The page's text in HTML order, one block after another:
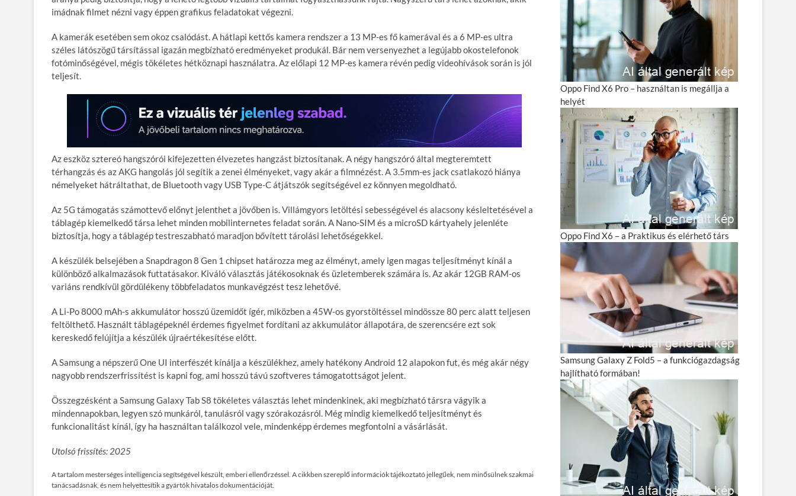
imádnak filmet nézni vagy éppen grafikus feladatokat végezni.
A kamerák esetében sem okoz csalódást. A hátlapi kettős kamera rendszer a 13 MP-es fő kamerával és a 6 MP-es ultra
széles látószögű társítással igazán megbízható eredményeket produkál. Bár nem versenyezhet a legújabb okostelefonok
fotóminőségével, mégis tökéletes hétköznapi használatra. Az előlapi 12 MP-es kamera révén pedig videohívások során is jól
teljesít.
Az eszköz sztereó hangszórói kifejezetten élvezetes hangzást biztosítanak. A négy hangszóró által megteremtett
térhangzás és az AKG hangolás jól segítik a zenei élményeket, vagy akár a filmnézést. A 3.5mm-es jack csatlakozó hiánya
némelyeket hátráltathat, de Bluetooth vagy USB Type-C átjátszók segítségével ez könnyen megoldható.
Az 5G támogatás számottevő előnyt jelenthet a jövőben is. Villámgyors letöltési sebességével és alacsony késleltetésével a
táblagép kiemelkedő társa lehet minden mobilinternetes feladat során. A Nano-SIM és a microSD kártyahely jelenléte
biztosítja, hogy a táblagép testreszabható maradjon bővített tárolási lehetőségekkel.
A készülék belsejében a Snapdragon 8 Gen 1 chipset határozza meg az élményt, amely igen magas teljesítményt kínál a
különböző alkalmazások futtatásakor. Kiváló választás játékosoknak és üzletemberek számára is. Az akár 12GB RAM-os
variáns rendkívül gördülékeny többfeladatos munkavégzést tesz lehetővé.
A Li-Po 8000 mAh-s akkumulátor hosszú üzemidőt ígér, miközben a 45W-os gyorstöltéssel mindössze 80 perc alatt teljesen
feltölthető. Használt táblagépeknél érdemes figyelmet fordítani az akkumulátor állapotára, de szerencsére ezt sok
kereskedő felújítja a készülék újraértékesítése előtt.
A Samsung a népszerű One UI interfészét kínálja a készülékhez, amely hatékony Android 12 alapokon fut, és még akár négy
nagyobb rendszerfrissítést is kapni fog, ami hosszú távú szoftveres támogatottságot jelent.
Összegzésként a Samsung Galaxy Tab S8 tökéletes választás lehet mindenkinek, aki megbízható társra vágyik a
mindennapokban, legyen szó munkáról, tanulásról vagy szórakozásról. Még mindig kiemelkedő teljesítményt és
funkcionalitást kínál, így ha használtan találkozol vele, mindenképp érdemes megfontolni a vásárlását.
Utolsó frissítés: 2025
A tartalom mesterséges intelligencia segítségével készült, emberi ellenőrzéssel. A cikkben szereplő információk tájékoztató jellegűek, nem minősülnek szakmai
tanácsadásnak, és nem helyettesítik a gyártók hivatalos dokumentációját.
Oppo Find X6 Pro – használtan is megállja a
helyét
Oppo Find X6 – a Praktikus és elérhető társ
Samsung Galaxy Z Fold5 – a funkciógazdagság
hajlítható formában!